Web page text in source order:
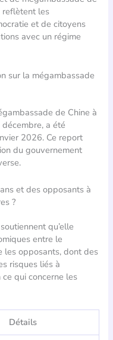
reflètent les
et de citoyens
avec un régime
sur la mégambassade
de Chine à
a été
2026. Ce report
du gouvernement
et des opposants à
?
qu’elle
entre le
les opposants, dont des
risques liés à
ce qui concerne les
Détails